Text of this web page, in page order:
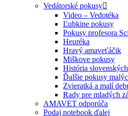
Vedátorské pokusy
Video – Vedotéka
Ľubkine pokusy
Pokusy profesora
Heuréka
Hravý amaveťáčik
Miškove pokusy
História
Ďalšie pokusy
Zvieratká a malí
Rady pre mladých
AMAVET odporúča
Podaj notebook ďalej